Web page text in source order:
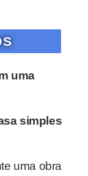
uma
simples
uma obra